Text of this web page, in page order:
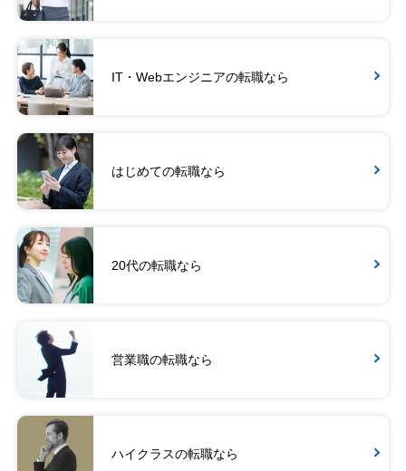
IT・Webエンジニアの転職なら
はじめての転職なら
20代の転職なら
営業職の転職なら
ハイクラスの転職なら